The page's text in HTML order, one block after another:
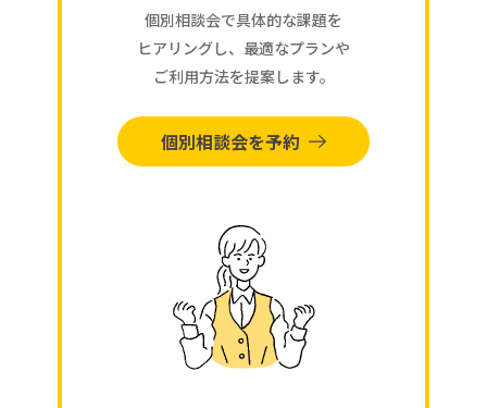
個別相談会で具体的な課題を
ヒアリングし、最適なプランや
ご利用方法を提案します。
個別相談会を予約